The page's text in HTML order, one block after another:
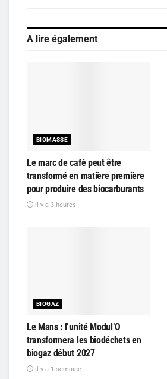
A lire également
BIOMASSE
Le marc de café peut être
transformé en matière première
pour produire des biocarburants
il y a 3 heures
BIOGAZ
Le Mans : l’unité Modul’O
transformera les biodéchets en
biogaz début 2027
il y a 1 semaine